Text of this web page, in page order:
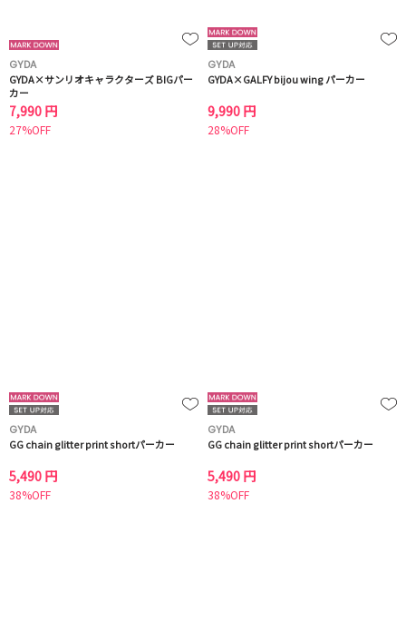
GYDA
GYDA×サンリオキャラクターズ BIGパー
カー
7,990 円
27%OFF
GYDA
GYDA×GALFY bijou wing パーカー
9,990 円
28%OFF
GYDA
GG chain glitter print shortパーカー
5,490 円
38%OFF
GYDA
GG chain glitter print shortパーカー
5,490 円
38%OFF